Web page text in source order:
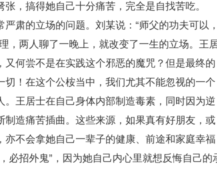
，搞得她自己十分痛苦，完全是自找苦吃。
肃的立场的问题。刘某说：“师父的功夫可以
，两人聊了一晚上，就改变了一生的立场。王
何尝不是在实践这个邪恶的魔咒？但是最终的
！在这个公桉当中，我们尤其不能忽视的一个
王居士在自己身体内部制造毒素，同时因为逆
造痛苦插曲。这些来源，如果真有好朋友，或
不会拿她自己一辈子的健康、前途和家庭幸福
必招外鬼”，因为她自己内心里就想反悔自己的